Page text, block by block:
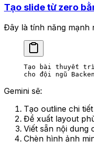
Tạo slide từ zero
Đây là tính năng mạnh
Tạo bài thuyết
cho đội ngũ
Gemini sẽ:
Tạo outline chi
Đề xuất layout
Viết sẵn nội dung
Chèn hình ảnh